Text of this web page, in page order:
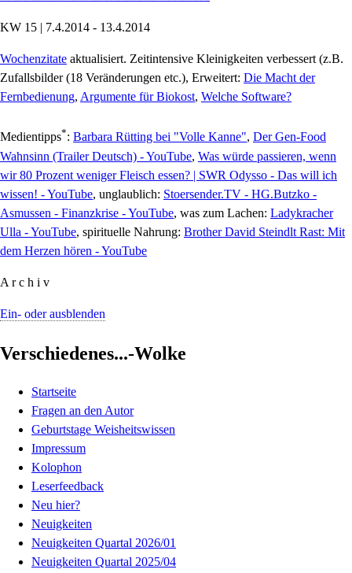
KW 15 | 7.4.2014 - 13.4.2014
Wochenzitate aktualisiert. Zeitintensive Kleinigkeiten verbessert (z.B.
Zufallsbilder (18 Veränderungen etc.), Erweitert: Die Macht der
Fernbedienung, Argumente für Biokost, Welche Software?
Medientipps*: Barbara Rütting bei "Volle Kanne", Der Gen-Food
Wahnsinn (Trailer Deutsch) - YouTube, Was würde passieren, wenn
wir 80 Prozent weniger Fleisch essen? | SWR Odysso - Das will ich
wissen! - YouTube, unglaublich: Stoersender.TV - HG.Butzko -
Asmussen - Finanzkrise - YouTube, was zum Lachen: Ladykracher
Ulla - YouTube, spirituelle Nahrung: Brother David Steindlt Rast: Mit
dem Herzen hören - YouTube
A r c h i v
Ein- oder ausblenden
Verschiedenes...-Wolke
Startseite
Fragen an den Autor
Geburtstage Weisheitswissen
Impressum
Kolophon
Leserfeedback
Neu hier?
Neuigkeiten
Neuigkeiten Quartal 2026/01
Neuigkeiten Quartal 2025/04